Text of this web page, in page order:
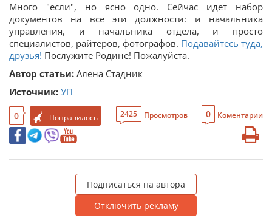
Много "если", но ясно одно. Сейчас идет набор
документов на все эти должности: и начальника
управления, и начальника отдела, и просто
специалистов, райтеров, фотографов. Подавайтесь туда,
друзья! Послужите Родине! Пожалуйста.
Автор статьи: Алена Стадник
Источник: УП
0 Понравилось 2425 Просмотров 0 Коментарии
Подписаться на автора
Отключить рекламу